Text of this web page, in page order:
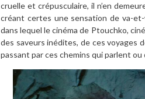
cruelle et crépusculaire, il n’en
créant certes une sensation de va-
dans lequel le cinéma de Ptouchko,
des saveurs inédites, de ces voyages
passant par ces chemins qui parlent